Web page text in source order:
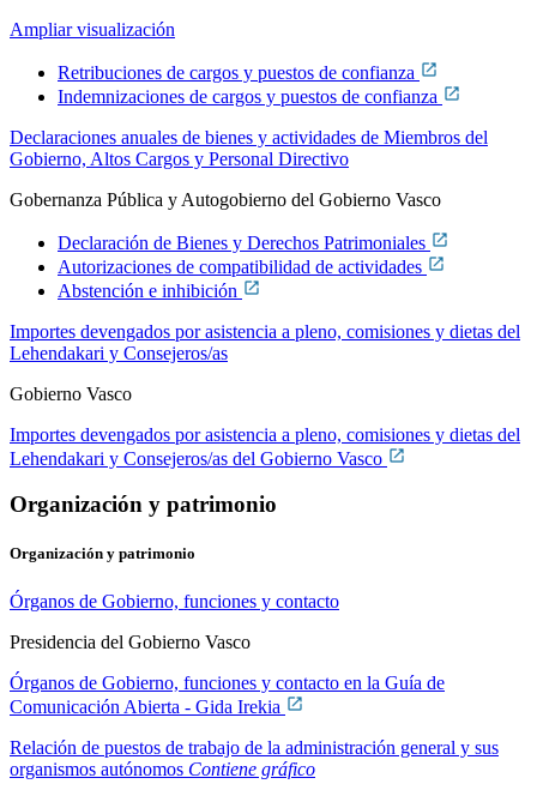
Ampliar visualización
Retribuciones de cargos y puestos de confianza
Indemnizaciones de cargos y puestos de confianza
Declaraciones anuales de bienes y actividades de Miembros del
Gobierno, Altos Cargos y Personal Directivo
Gobernanza Pública y Autogobierno del Gobierno Vasco
Declaración de Bienes y Derechos Patrimoniales
Autorizaciones de compatibilidad de actividades
Abstención e inhibición
Importes devengados por asistencia a pleno, comisiones y dietas del
Lehendakari y Consejeros/as
Gobierno Vasco
Importes devengados por asistencia a pleno, comisiones y dietas del
Lehendakari y Consejeros/as del Gobierno Vasco
Organización y patrimonio
Organización y patrimonio
Órganos de Gobierno, funciones y contacto
Presidencia del Gobierno Vasco
Órganos de Gobierno, funciones y contacto en la Guía de
Comunicación Abierta - Gida Irekia
Relación de puestos de trabajo de la administración general y sus
organismos autónomos Contiene gráfico